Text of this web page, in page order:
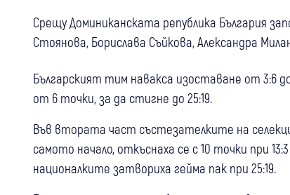
Срещу Доминиканската република България
Стоянова, Борислава Съйкова, Александра
Българският тим навакса изоставане от 3:6
от 6 точки, за да стигне до 25:19.
Във втората част състезателките на
самото начало, откъснаха се с 10 точки при
националките затвориха гейма пак при 25:19.